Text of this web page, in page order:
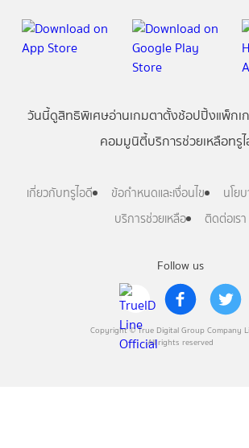
Follow us
Copyright © True Digital Group Company
All rights reserved
วันนี้ดูสิทธิพิเศษอ่านเกมตาตั้งช้อปปิ้งแพ็กเ
คอมมูนิตี้บริการช่วยเหลือทรู
เกี่ยวกับทรูไอดี ข้อกำหนดและเงื่อนไข
นโย
บริการช่วยเหลือ
ติดต่อเรา